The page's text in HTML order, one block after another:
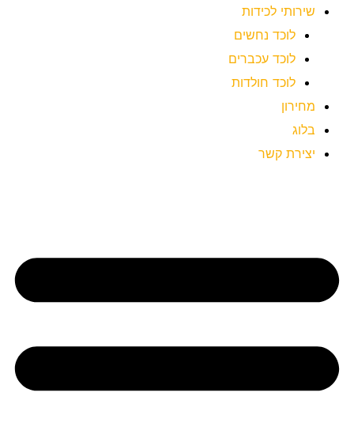
שירותי לכידות
לוכד נחשים
לוכד עכברים
לוכד חולדות
מחירון
בלוג
יצירת קשר